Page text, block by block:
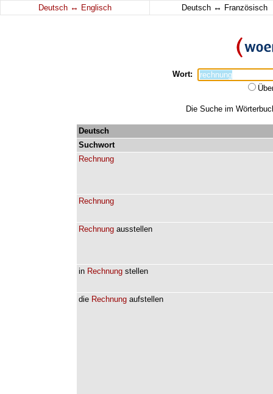
Deutsch ↔ Englisch Deutsch ↔ Französisch
Wort:
Die Suche im
Deutsch
Suchwort
Rechnung
Rechnung
Rechnung ausstellen
in Rechnung stellen
die Rechnung aufstellen